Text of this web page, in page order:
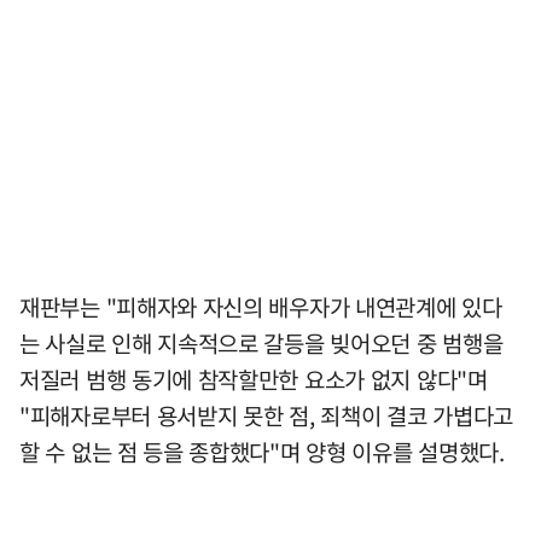
재판부는 "피해자와 자신의 배우자가 내연관계에 있다
는 사실로 인해 지속적으로 갈등을 빚어오던 중 범행을
저질러 범행 동기에 참작할만한 요소가 없지 않다"며
"피해자로부터 용서받지 못한 점, 죄책이 결코 가볍다고
할 수 없는 점 등을 종합했다"며 양형 이유를 설명했다.